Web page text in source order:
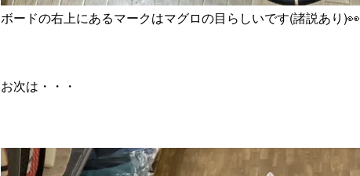
ボードの右上にあるマークはマグロの目らしいです(諸説あり)👀
お次は・・・